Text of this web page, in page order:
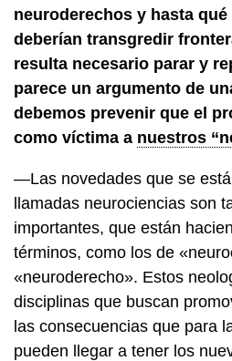
neuroderechos y hasta
deberían transgredir
resulta necesario parar y
parece un argumento de
debemos prevenir que el
como víctima a nuestros
—Las novedades que se
llamadas neurociencias son
importantes, que están
términos, como los de
«neuroderecho». Estos
disciplinas que buscan
las consecuencias que para
pueden llegar a tener los